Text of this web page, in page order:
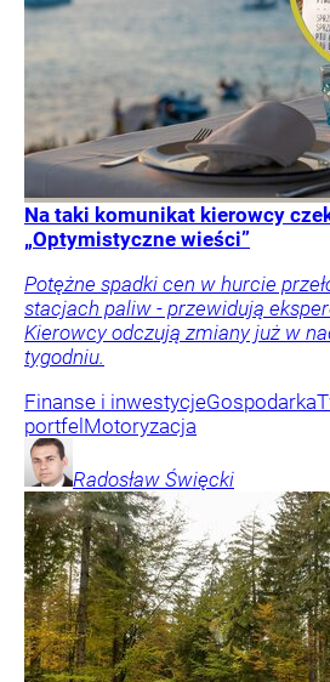
Na taki komunikat kierowcy
„Optymistyczne wieści”
Potężne spadki cen w hurcie
stacjach paliw - przewidują
Kierowcy odczują zmiany już w
tygodniu.
Finanse i inwestycjeGospodarka
portfelMotoryzacja
Radosław Święcki